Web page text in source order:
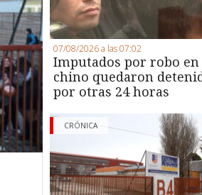
07/08/2026 a las 07:02
Imputados por robo
chino quedaron
por otras 24 horas
CRÓNICA